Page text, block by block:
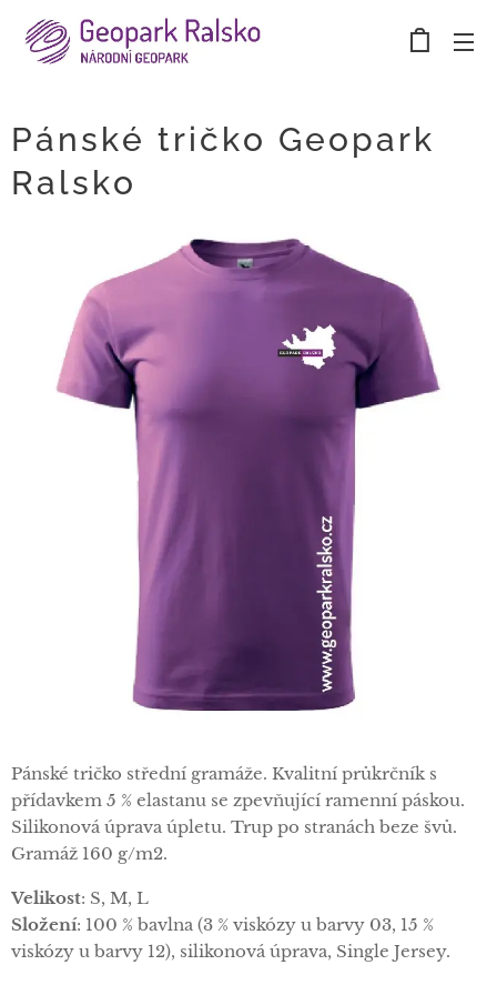
Pánské tričko Geopark
Ralsko
Pánské tričko střední gramáže. Kvalitní průkrčník s
přídavkem 5 % elastanu se zpevňující ramenní páskou.
Silikonová úprava úpletu. Trup po stranách beze švů.
Gramáž 160 g/m2.
Velikost: S, M, L
Složení: 100 % bavlna (3 % viskózy u barvy 03, 15 %
viskózy u barvy 12), silikonová úprava, Single Jersey.